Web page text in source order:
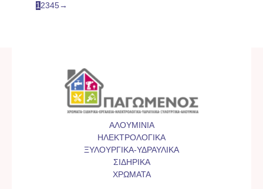
1 2345→
ΑΛΟΥΜΙΝΙΑ
ΗΛΕΚΤΡΟΛΟΓΙΚΑ
ΞΥΛΟΥΡΓΙΚΑ-ΥΔΡΑΥΛΙΚΑ
ΣΙΔΗΡΙΚΑ
ΧΡΩΜΑΤΑ